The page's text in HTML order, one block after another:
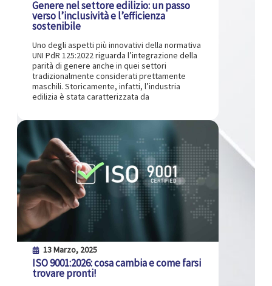
Genere nel settore edilizio: un passo
verso l’inclusività e l’efficienza
sostenibile
Uno degli aspetti più innovativi della normativa
UNI PdR 125:2022 riguarda l’integrazione della
parità di genere anche in quei settori
tradizionalmente considerati prettamente
maschili. Storicamente, infatti, l’industria
edilizia è stata caratterizzata da
13 Marzo, 2025
ISO 9001:2026: cosa cambia e come farsi
trovare pronti!